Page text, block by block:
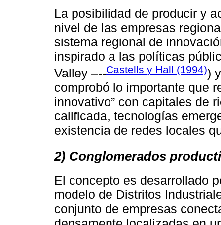
La posibilidad de producir y
nivel de las empresas
sistema regional de
inspirado a las políticas
Valley –--Castells y Hall (1994))
comprobó lo importante que
innovativo” con capitales de
calificada, tecnologías
existencia de redes locales
2) Conglomerados
El concepto es desarrollado
modelo de Distritos
conjunto de empresas